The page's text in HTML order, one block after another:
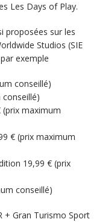
Les Days of Play.
proposées sur les
Studios (SIE
exemple
conseillé)
maximum
€ (prix maximum
19,99 € (prix
conseillé)
+ Gran Turismo Sport